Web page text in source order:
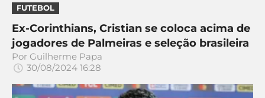
ONLINE
2026
GRÊMIO
ATLÉTICO
MG
LALIGA
FUTEBOL
Ex-Corinthians, Cristian se coloca acima de
jogadores de Palmeiras e seleção brasileira
Por Guilherme Papa
30/08/2024 16:28